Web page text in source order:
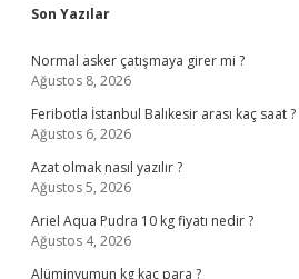
Sidebar
Son Yazılar
Normal asker çatışmaya girer mi ?
Ağustos 8, 2026
Feribotla İstanbul Balıkesir arası kaç saat ?
Ağustos 6, 2026
Azat olmak nasıl yazılır ?
Ağustos 5, 2026
Ariel Aqua Pudra 10 kg fiyatı nedir ?
Ağustos 4, 2026
Alüminyumun kg kaç para ?